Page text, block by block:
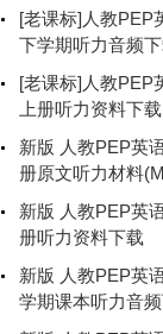
[老课标]人教PEP
下学期听力音频
[老课标]人教PEP
上册听力资料下载
新版 人教PEP英
册原文听力材料
新版 人教PEP英
册听力资料下载
新版 人教PEP英
学期课本听力音